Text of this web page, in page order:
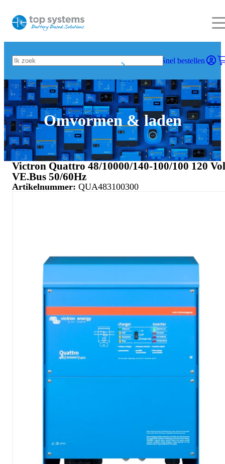
Snel bestellen
Omvormen & laden
Victron Quattro 48/10000/140-100/100 120
VE.Bus 50/60Hz
Artikelnummer: QUA483100300